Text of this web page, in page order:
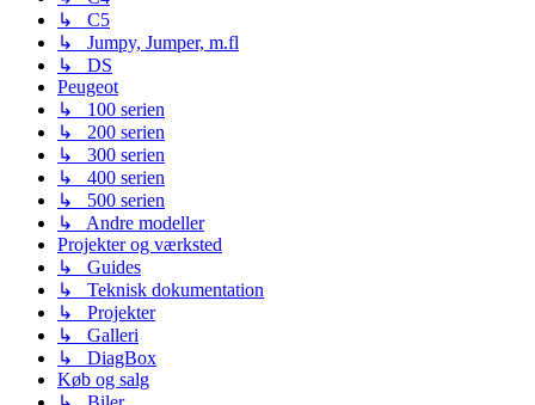
↳ C5
↳ Jumpy, Jumper, m.fl
↳ DS
Peugeot
↳ 100 serien
↳ 200 serien
↳ 300 serien
↳ 400 serien
↳ 500 serien
↳ Andre modeller
Projekter og værksted
↳ Guides
↳ Teknisk dokumentation
↳ Projekter
↳ Galleri
↳ DiagBox
Køb og salg